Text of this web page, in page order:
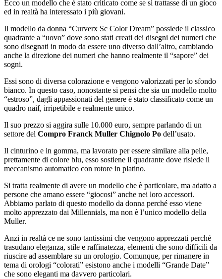
Ecco un modello che è stato criticato come se si trattasse di un gioco
ed in realtà ha interessato i più giovani.
Il modello da donna “Curverx Sc Color Dream” possiede il classico
quadrante a “uovo” dove sono stati creati dei disegni dei numeri che
sono disegnati in modo da essere uno diverso dall’altro, cambiando
anche la direzione dei numeri che hanno realmente il “sapore” dei
sogni.
Essi sono di diversa colorazione e vengono valorizzati per lo sfondo
bianco. In questo caso, nonostante si pensi che sia un modello molto
“estroso”, dagli appassionati del genere è stato classificato come un
quadro naif, irripetibile e realmente unico.
Il suo prezzo si aggira sulle 10.000 euro, sempre parlando di un
settore del Compro Franck Muller Chignolo Po dell’usato.
Il cinturino e in gomma, ma lavorato per essere similare alla pelle,
prettamente di colore blu, esso sostiene il quadrante dove risiede il
meccanismo automatico con rotore in platino.
Si tratta realmente di avere un modello che è particolare, ma adatto a
persone che amano essere “giocosi” anche nei loro accessori.
Abbiamo parlato di questo modello da donna perché esso viene
molto apprezzato dai Millennials, ma non è l’unico modello della
Muller.
Anzi in realtà ce ne sono tantissimi che vengono apprezzati perché
trasudano eleganza, stile e raffinatezza, elementi che sono difficili da
riuscire ad assemblare su un orologio. Comunque, per rimanere in
tema di orologi “colorati” esistono anche i modelli “Grande Date”
che sono eleganti ma davvero particolari.